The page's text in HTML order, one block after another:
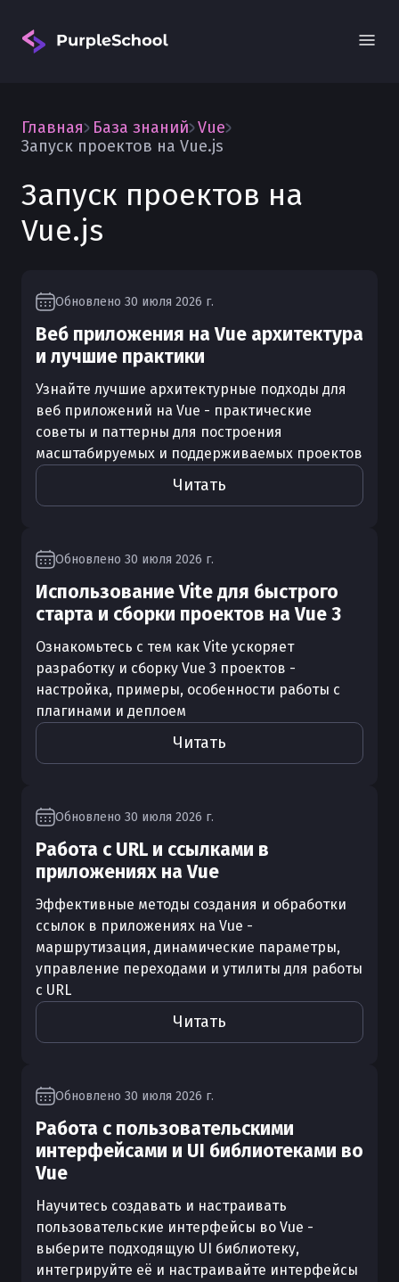
Главная База знаний Vue
Запуск проектов на Vue.js
Запуск проектов на
Vue.js
Обновлено 30 июля 2026 г.
Веб приложения на Vue архитектура
и лучшие практики
Узнайте лучшие архитектурные подходы для
веб приложений на Vue - практические
советы и паттерны для построения
масштабируемых и поддерживаемых проектов
Читать
Обновлено 30 июля 2026 г.
Использование Vite для быстрого
старта и сборки проектов на Vue 3
Ознакомьтесь с тем как Vite ускоряет
разработку и сборку Vue 3 проектов -
настройка, примеры, особенности работы с
плагинами и деплоем
Читать
Обновлено 30 июля 2026 г.
Работа с URL и ссылками в
приложениях на Vue
Эффективные методы создания и обработки
ссылок в приложениях на Vue -
маршрутизация, динамические параметры,
управление переходами и утилиты для работы
с URL
Читать
Обновлено 30 июля 2026 г.
Работа с пользовательскими
интерфейсами и UI библиотеками во
Vue
Научитесь создавать и настраивать
пользовательские интерфейсы во Vue -
выберите подходящую UI библиотеку,
интегрируйте её и настраивайте интерфейсы